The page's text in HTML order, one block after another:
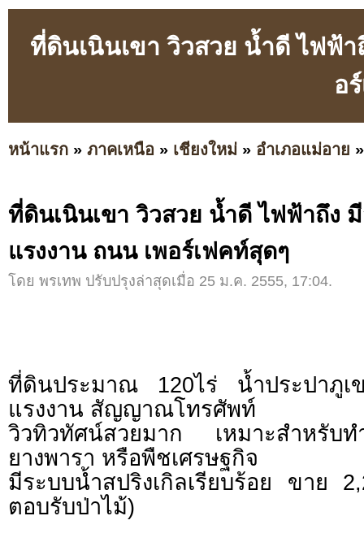
ที่ดินเนินเขา วิวสวย น้ำดี ไฟฟ้
อ
หน้าแรก » ภาคเหนือ » เชียงใหม่ » อำเภอแม่อาย
ที่ดินเนินเขา วิวสวย น้ำดี ไฟฟ้าถึ
แรงงาน ถนน เพอร์เฟคท์สุดๆ
โดย พรเทพ ปรับปรุงล่าสุดเมื่อ 25 ม.ค. 2555, 17:04.
ที่ดินประมาณ 120ไร่ น้ำประปาภู
แรงงาน สัญญาณโทรศัพท์
วิวทิวทัศน์สวยมาก เหมาะสำหรับ
ยางพารา หรือพืชเศรษฐกิจ
มีระบบน้ำสปริงเกิลเรียบร้อย ขาย
ตอบรับป่าไม้)